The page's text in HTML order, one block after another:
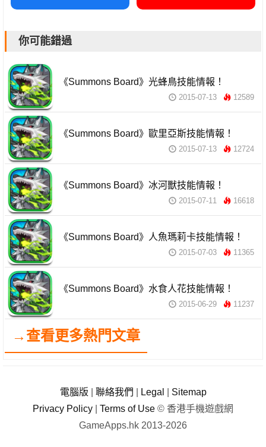
你可能錯過
《Summons Board》光蜂鳥技能情報！
2015-07-13 12589
《Summons Board》歐里亞斯技能情報！
2015-07-13 12724
《Summons Board》冰河獸技能情報！
2015-07-11 16618
《Summons Board》人魚瑪莉卡技能情報！
2015-07-03 11365
《Summons Board》水食人花技能情報！
2015-06-29 11237
→查看更多熱門文章
電腦版 聯絡我們 Legal
Sitemap
Privacy Policy
Terms of Use © 香港手機遊戲網
GameApps.hk 2013-2026